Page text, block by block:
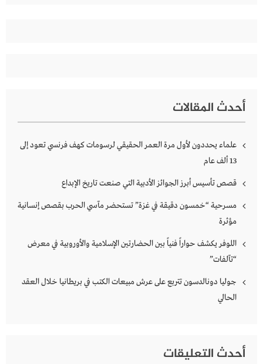
أحدث المقالات
علماء يحددون لأول مرة العمر الحقيقي لرسومات كهف فرنسي تعود إلى
13 ألف عام
قصص تأسيس أبرز الجوائز الأدبية التي صنعت تاريخ الإبداع
مسرحية “خمسون دقيقة في غزة” تستحضر مآسي الحرب بقصص إنسانية
مؤثرة
اللوفر يكشف حواراً فنياً بين الحضارتين الإسلامية والأوروبية في معرض
“تآلفات”
جوليا دونالدسون تتربع على عرش مبيعات الكتب في بريطانيا خلال العقد
الحالي
أحدث التعليقات